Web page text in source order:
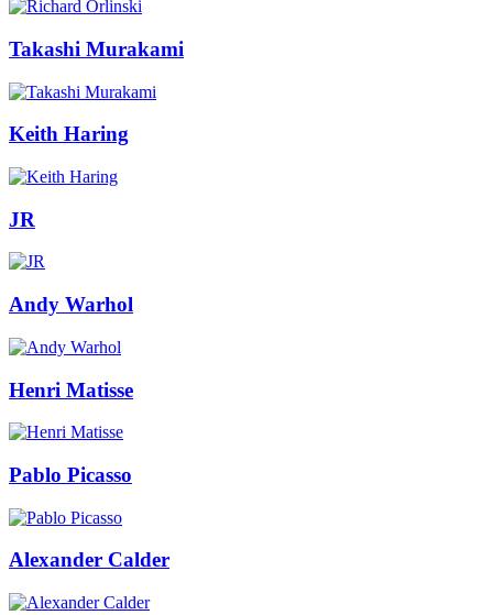
Takashi Murakami
Keith Haring
JR
Andy Warhol
Henri Matisse
Pablo Picasso
Alexander Calder